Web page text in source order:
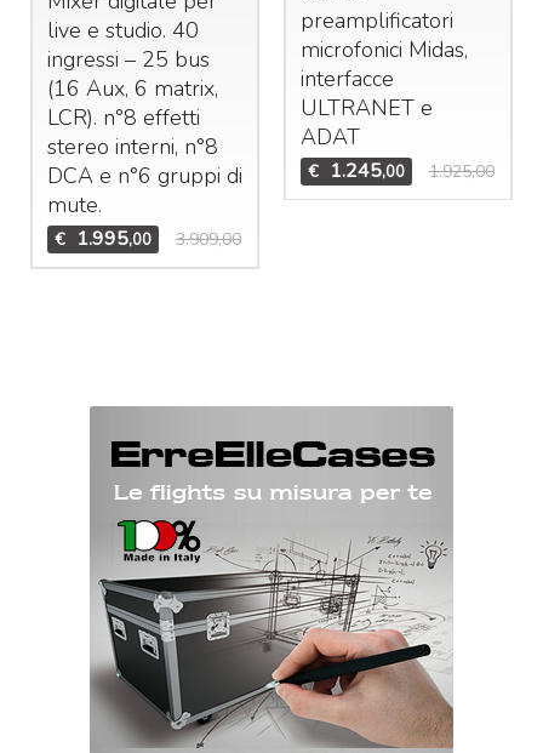
live e studio. 40
ingressi – 25 bus
(16 Aux, 6 matrix,
LCR). n°8 effetti
stereo interni, n°8
DCAe n°6 gruppi di
mute.
€ 1.995,00 3.909,00
preamplificatori
microfonici Midas,
interfacce
ULTRANETe
ADAT
€ 1.245,00 1.925,00